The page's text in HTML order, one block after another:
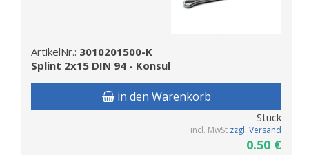
ArtikelNr.: 3010201500-K
Splint 2x15 DIN 94 - Konsul
in den Warenkorb
Stück
incl. MwSt zzgl. Versand
0.50 €